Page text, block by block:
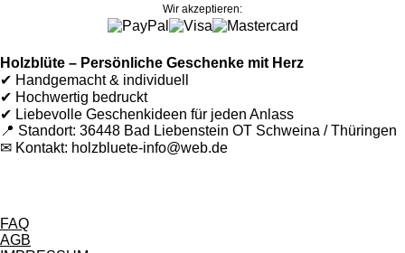
Wir akzeptieren:
Holzblüte – Persönliche Geschenke mit Herz
✔ Handgemacht & individuell
✔ Hochwertig bedruckt
✔ Liebevolle Geschenkideen für jeden Anlass
📍 Standort: 36448 Bad Liebenstein OT Schweina / Thüringen
✉ Kontakt: holzbluete-info@web.de
FAQ
AGB